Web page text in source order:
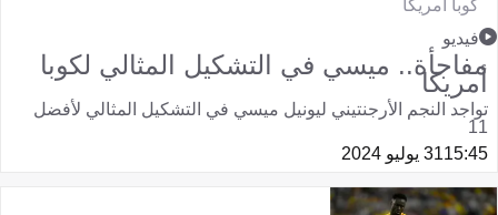
كوبا أمريكا
فيديو
مفاجأة.. ميسي في التشكيل المثالي لكوبا
أمريكا
تواجد النجم الأرجنتيني ليونيل ميسي في التشكيل المثالي لأفضل
11
15:4531 يوليو 2024